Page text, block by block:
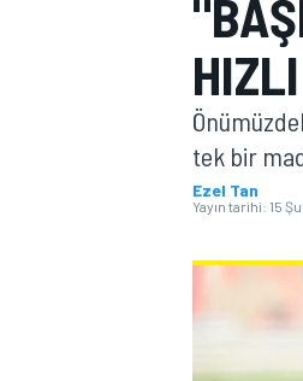
MOTOGP
tek bir
Ezel Tan
Yayın tarihi: 15